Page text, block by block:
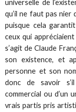
universelle de
qu’il ne faut pas nier
puisque cela
ceux qui
s’agit de Claude
son existence, et
personne et son
donc de savoir
commercial ou d’un
vrais partis pris